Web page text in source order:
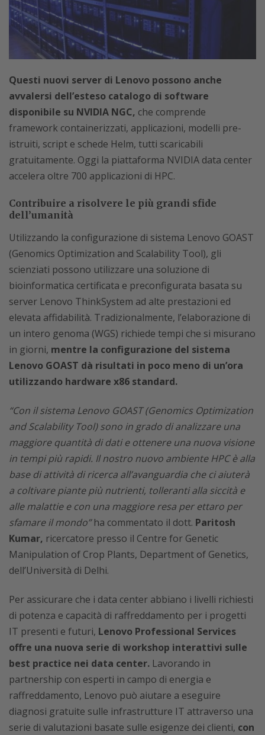
Questi nuovi server di Lenovo possono anche
avvalersi dell’esteso catalogo di software
disponibile su NVIDIA NGC, che comprende
framework containerizzati, applicazioni, modelli pre-
istruiti, script e schede Helm, tutti scaricabili
gratuitamente. Oggi la piattaforma NVIDIA data center
accelera oltre 700 applicazioni di HPC.
Contribuire a risolvere le più grandi sfide
dell’umanità
Utilizzando la configurazione di sistema Lenovo GOAST
(Genomics Optimization and Scalability Tool), gli
scienziati possono utilizzare una soluzione di
bioinformatica certificata e preconfigurata basata su
server Lenovo ThinkSystem ad alte prestazioni ed
elevata affidabilità. Tradizionalmente, l’elaborazione di
un intero genoma (WGS) richiede tempi che si misurano
in giorni, mentre la configurazione del sistema
Lenovo GOAST dà risultati in poco meno di un’ora
utilizzando hardware x86 standard.
“Con il sistema Lenovo GOAST (Genomics Optimization
and Scalability Tool) sono in grado di analizzare una
maggiore quantità di dati e ottenere una nuova visione
in tempi più rapidi. Il nostro nuovo ambiente HPC è alla
base di attività di ricerca all’avanguardia che ci aiuterà
a coltivare piante più nutrienti, tolleranti alla siccità e
alle malattie e con una maggiore resa per ettaro per
sfamare il mondo”ha commentato il dott. Paritosh
Kumar, ricercatore presso il Centre for Genetic
Manipulation of Crop Plants, Department of Genetics,
dell’Università di Delhi.
Per assicurare che i data center abbiano i livelli richiesti
di potenza e capacità di raffreddamento per i progetti
IT presenti e futuri, Lenovo Professional Services
offre una nuova serie di workshop interattivi sulle
best practice nei data center. Lavorando in
partnership con esperti in campo di energia e
raffreddamento, Lenovo può aiutare a eseguire
diagnosi gratuite sulle infrastrutture IT attraverso una
serie di valutazioni basate sulle esigenze dei clienti, con